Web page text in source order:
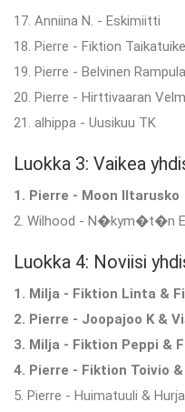
17. Anniina N. - Eskimiitti
18. Pierre - Fiktion Taikatuike
19. Pierre - Belvinen Rampula
20. Pierre - Hirttivaaran
21. alhippa - Uusikuu TK
Luokka 3: Vaikea
1. Pierre - Moon Iltarusko
2. Wilhood - N�kym�t�n
Luokka 4: Noviisi
1. Milja - Fiktion Linta &
2. Pierre - Joopajoo K &
3. Milja - Fiktion Peppi &
4. Pierre - Fiktion Toivio
5. Pierre - Huimatuuli &